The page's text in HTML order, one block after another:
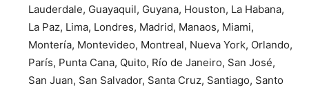
Lauderdale, Guayaquil, Guyana, Houston, La Habana,
La Paz, Lima, Londres, Madrid, Manaos, Miami,
Montería, Montevideo, Montreal, Nueva York, Orlando,
París, Punta Cana, Quito, Río de Janeiro, San José,
San Juan, San Salvador, Santa Cruz, Santiago, Santo